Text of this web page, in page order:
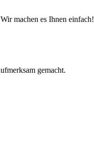
machen es Ihnen einfach!
gemacht.